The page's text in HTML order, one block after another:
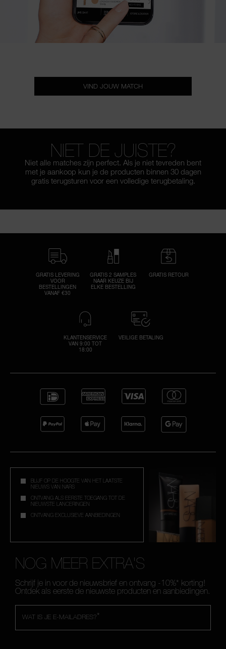
VIND JOUW MATCH
NIET DE JUISTE?
Niet alle matches zijn perfect. Als je niet tevreden bent
met je aankoop kun je de producten binnen 30 dagen
gratis terugsturen voor een volledige terugbetaling.
GRATIS LEVERING
VOOR
BESTELLINGEN
VANAF €30
GRATIS 2 SAMPLES
NAAR KEUZE BIJ
ELKE BESTELLING
GRATIS RETOUR
KLANTENSERVICE
VAN 9:00 TOT
18:00
VEILIGE BETALING
BLIJF OP DE HOOGTE VAN HET LAATSTE
NIEUWS VAN NARS
ONTVANG ALS EERSTE TOEGANG TOT DE
NIEUWSTE LANCERINGEN
ONTVANG EXCLUSIEVE AANBIEDINGEN
NOG MEER EXTRA'S
Schrijf je in voor de nieuwsbrief en ontvang -10%* korting!
Ontdek als eerste de nieuwste producten en aanbiedingen.
*
WAT IS JE E-MAILADRES?